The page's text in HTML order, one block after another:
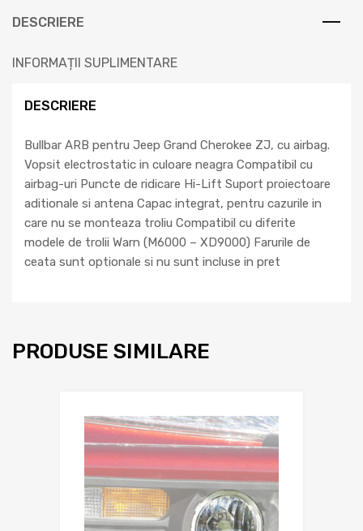
DESCRIERE
INFORMAȚII SUPLIMENTARE
DESCRIERE
Bullbar ARB pentru Jeep Grand Cherokee ZJ, cu airbag.
Vopsit electrostatic in culoare neagra Compatibil cu
airbag-uri Puncte de ridicare Hi-Lift Suport proiectoare
aditionale si antena Capac integrat, pentru cazurile in
care nu se monteaza troliu Compatibil cu diferite
modele de trolii Warn (M6000 – XD9000) Farurile de
ceata sunt optionale si nu sunt incluse in pret
PRODUSE SIMILARE